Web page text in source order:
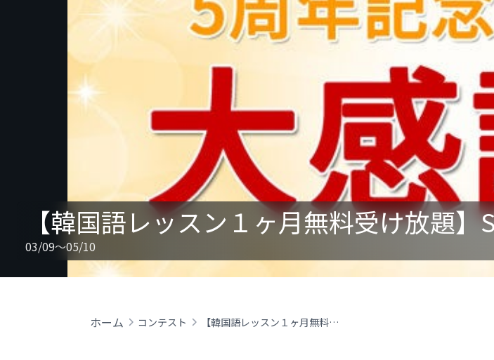
03/09～05/10
ホーム コンテスト 【韓国語レッスン１ヶ月無料受け放題】SNS投稿で豪華賞品があたる！体験レビューコンテスト